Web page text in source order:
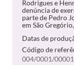
Rodrigues e
denúncia de
parte de Pedro
em São
Datas de
Código de
004/0001/00001